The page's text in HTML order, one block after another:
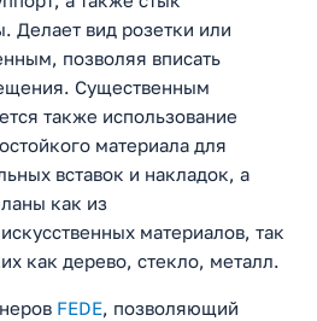
Делает вид розетки или
позволяя вписать
Существенным
также использование
материала для
вставок и накладок, а
как из
материалов, так
как дерево, стекло, металл.
FEDE, позволяющий